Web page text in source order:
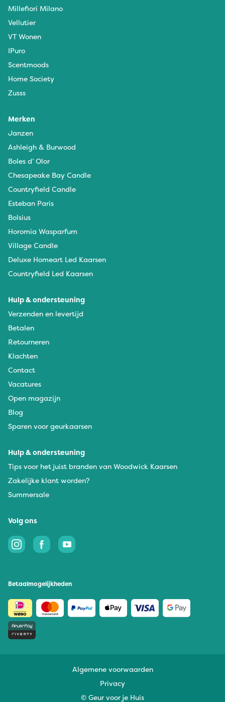
Millefiori Milano
Vellutier
VT Wonen
IPuro
Scentmoods
Home Society
Zusss
Merken
Janzen
Ashleigh & Burwood
Boles d’ Olor
Chesapeake Bay Candle
Countryfield Candle
Esteban Paris
Bolsius
Horomia Wasparfum
Village Candle
Deluxe Homeart Led Kaarsen
Countryfield Led Kaarsen
Hulp & ondersteuning
Verzenden en levertijd
Betalen
Retourneren
Klachten
Contact
Vacatures
Open magazijn
Blog
Sparen voor geurkaarsen
Hulp & ondersteuning
Tips voor het juist branden van Woodwick Kaarsen
Zakelijke klant worden?
Summersale
Volg ons
Betaalmogelijkheden
Algemene voorwaarden
Privacy
© Geur voor je Huis